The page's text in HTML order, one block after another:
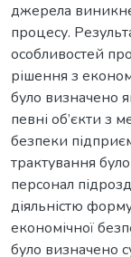
джерела
процесу.
особливостей
рішення з
було визначено
певні об’єкти з
безпеки
трактування
персонал
діяльністю
економічної
було визначено